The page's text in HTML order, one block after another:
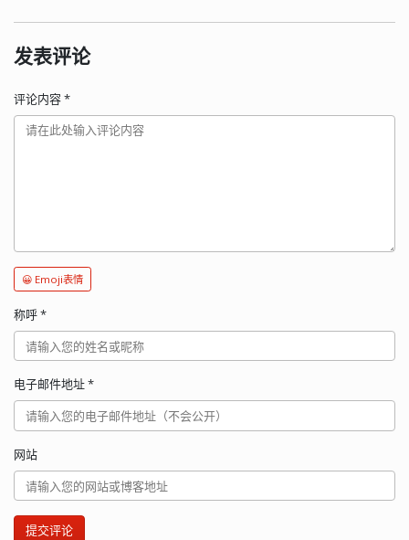
发表评论
评论内容*
😀 Emoji表情
称呼*
电子邮件地址*
网站
提交评论